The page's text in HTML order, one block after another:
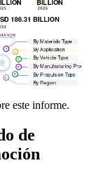
este informe.
de